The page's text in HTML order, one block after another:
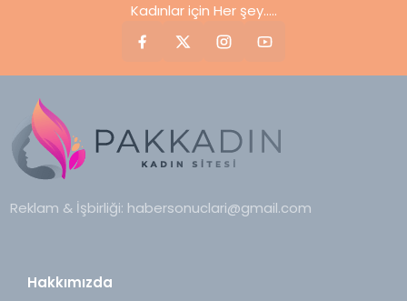
Kadınlar için Her şey.....
Reklam & İşbirliği: habersonuclari@gmail.com
Hakkımızda